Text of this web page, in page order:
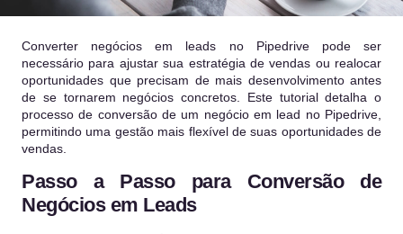
Converter negócios em leads no Pipedrive pode ser
necessário para ajustar sua estratégia de vendas ou realocar
oportunidades que precisam de mais desenvolvimento antes
de se tornarem negócios concretos. Este tutorial detalha o
processo de conversão de um negócio em lead no Pipedrive,
permitindo uma gestão mais flexível de suas oportunidades de
vendas.
Passo a Passo para Conversão de
Negócios em Leads